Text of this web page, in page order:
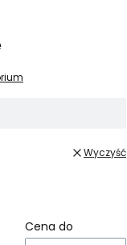
Wyczyść
Cena do